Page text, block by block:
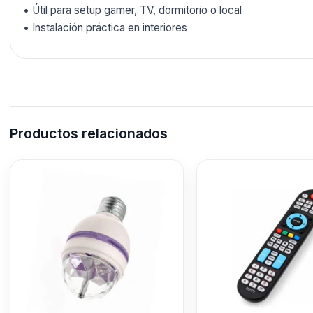
• Útil para setup gamer, TV, dormitorio o local
• Instalación práctica en interiores
Productos relacionados